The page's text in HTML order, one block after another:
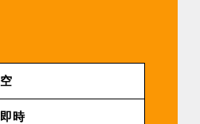
空
即時